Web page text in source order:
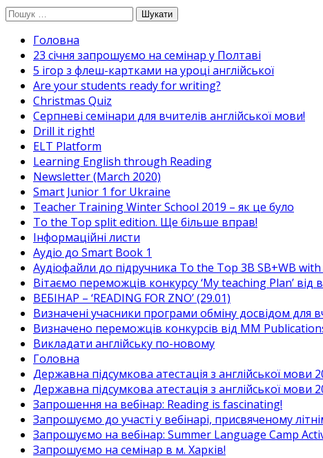
Перейти
вмісту
Пошук:
Головна
23 січня запрошуємо на семінар у Полтаві
5 ігор з флеш-картками на уроці англійської
Are your students ready for writing?
Christmas Quiz
Cерпневі семінари для вчителів англійської мови!
Drill it right!
ELT Platform
Learning English through Reading
Newsletter (March 2020)
Smart Junior 1 for Ukraine
Teacher Training Winter School 2019 – як це було
To the Top split edition. Ще більше вправ!
Інформаційні листи
Аудіо до Smart Book 1
Аудіофайли до підручника To the Top 3B SB+WB with
Вітаємо переможців конкурсу ‘My teaching Plan’
ВЕБІНАР – ‘READING FOR ZNO’ (29.01)
Визначені учасники програми обміну досвідом для
Визначено переможців конкурсів від MM
Викладати англійську по-новому
Головна
Державна підсумкова атестація з англійської мови
Державна підсумкова атестація з англійської мови
Запрошення на вебінар: Reading is fascinating!
Запрошуємо до участі у вебінарі, присвяченому
Запрошуємо на вебінар: Summer Language Camp
Запрошуємо на семінар в м. Харків!